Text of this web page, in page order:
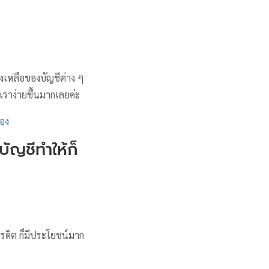
เหลือของบัญชีต่าง ๆ
าง่ายขึ้นมากเลยค่ะ
ง
ญชีทำให้ก็
ดิต ก็มีประโยชน์มาก